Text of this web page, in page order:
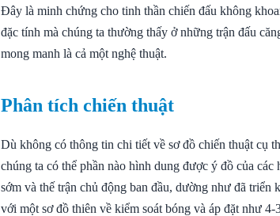
Đây là minh chứng cho tinh thần chiến đấu không
đặc tính mà chúng ta thường thấy ở những trận đấu
mong manh là cả một nghệ thuật.
Phân tích chiến thuật
Dù không có thông tin chi tiết về sơ đồ chiến thuật cụ
chúng ta có thể phần nào hình dung được ý đồ của
sớm và thế trận chủ động ban đầu, dường như đã
với một sơ đồ thiên về kiểm soát bóng và áp đặt như